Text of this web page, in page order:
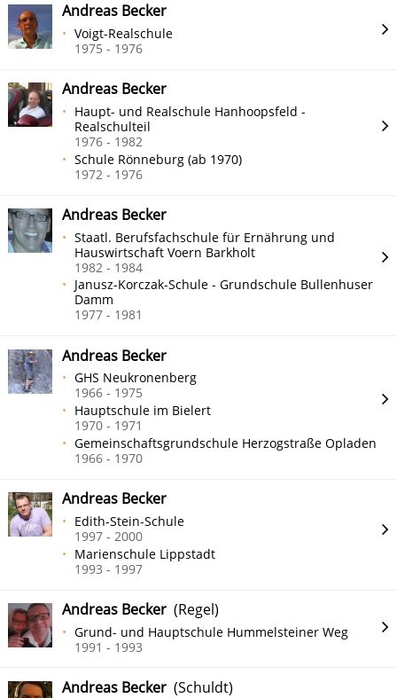
Andreas Becker
Voigt-Realschule
1975 - 1976
Andreas Becker
Haupt- und Realschule Hanhoopsfeld -
Realschulteil
1976 - 1982
Schule Rönneburg (ab 1970)
1972 - 1976
Andreas Becker
Staatl. Berufsfachschule für Ernährung und
Hauswirtschaft Voern Barkholt
1982 - 1984
Janusz-Korczak-Schule - Grundschule Bullenhuser
Damm
1977 - 1981
Andreas Becker
GHS Neukronenberg
1966 - 1975
Hauptschule im Bielert
1970 - 1971
Gemeinschaftsgrundschule Herzogstraße Opladen
1966 - 1970
Andreas Becker
Edith-Stein-Schule
1997 - 2000
Marienschule Lippstadt
1993 - 1997
Andreas Becker (Regel)
Grund- und Hauptschule Hummelsteiner Weg
1991 - 1993
Andreas Becker (Schuldt)